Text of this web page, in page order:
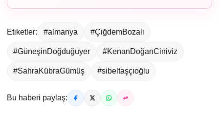
Etiketler: #almanya #ÇiğdemBozali
#GüneşinDoğduğuyer #KenanDoğanCiniviz
#SahraKübraGümüş #sibeltaşçıoğlu
Bu haberi paylaş: